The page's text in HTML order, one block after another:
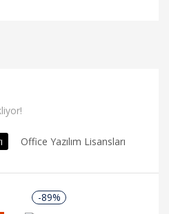
Office Yazılım Lisansları
-89%